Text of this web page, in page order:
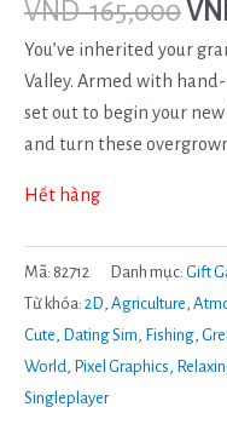
VND165,000
You’ve inherited your
Valley. Armed with
set out to begin your
and turn these
Hết hàng
Mã: 82712 Danh mục: Gift
Từ khóa: 2D Agriculture
Cute Dating Sim Fishing
World Pixel Graphics
Singleplayer